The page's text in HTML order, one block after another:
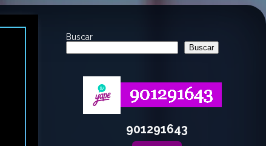
Buscar
Buscar
901291643